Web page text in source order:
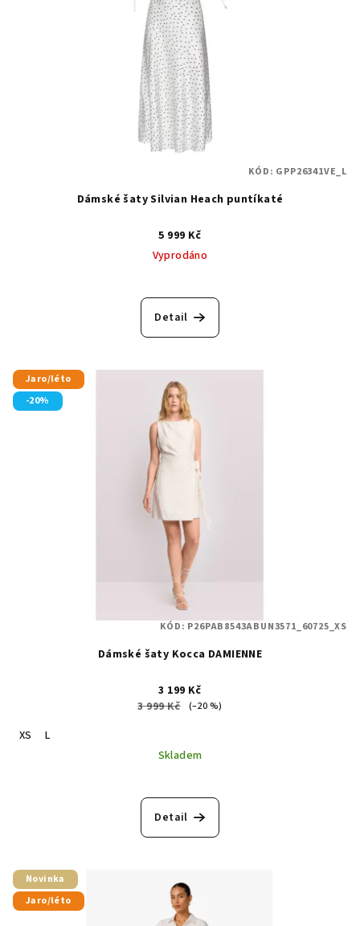
Dámské šaty Silvian Heach puntíkaté
5 999 Kč
Vyprodáno
Detail
KÓD: GPP26341VE_L
Jaro/léto
-20%
Dámské šaty Kocca DAMIENNE
3 199 Kč
3 999 Kč
(–20 %)
XS
L
Skladem
Detail
KÓD: P26PAB8543ABUN3571_60725_XS
Novinka
Jaro/léto